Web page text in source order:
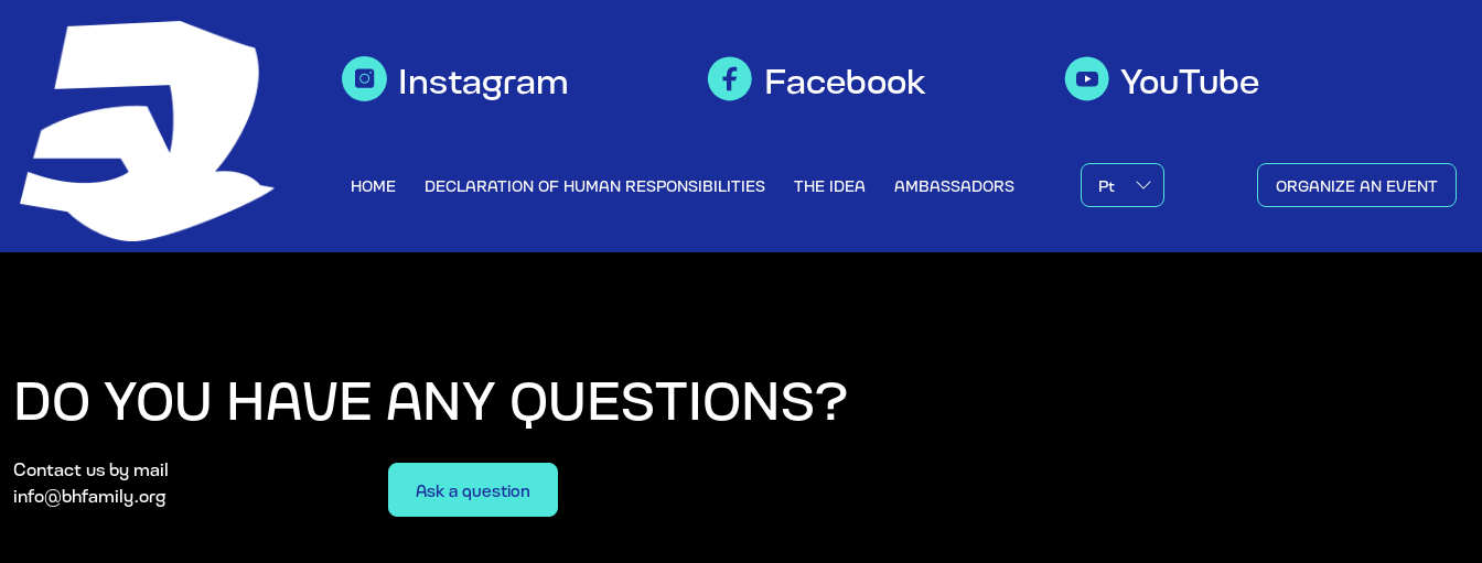
Instagram Facebook YouTube
HOME DECLARATION OF HUMAN RESPONSIBILITIES THE IDEA AMBASSADORS ORGANIZE AN EVENT
DO YOU HAVE ANY QUESTIONS?
Contact us by mail
info@bhfamily.org
Ask a question